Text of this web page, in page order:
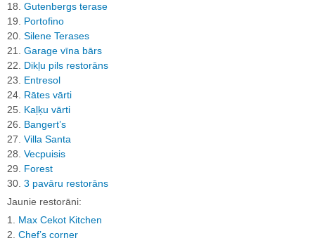
18. Gutenbergs terase
19. Portofino
20. Silene Terases
21. Garage vīna bārs
22. Dikļu pils restorāns
23. Entresol
24. Rātes vārti
25. Kaļķu vārti
26. Bangert’s
27. Villa Santa
28. Vecpuisis
29. Forest
30. 3 pavāru restorāns
Jaunie restorāni:
1. Max Cekot Kitchen
2. Chef’s corner